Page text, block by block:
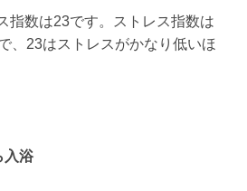
指数は23です。ストレス指数は
、23はストレスがかなり低いほ
入浴